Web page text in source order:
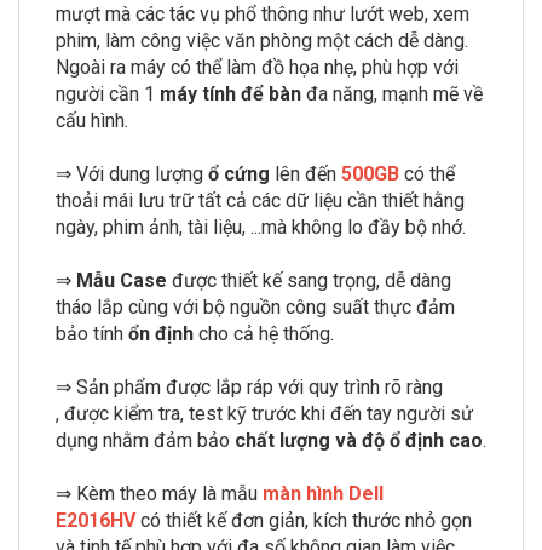
mượt mà các tác vụ phổ thông như lướt web, xem
phim, làm công việc văn phòng một cách dễ dàng.
Ngoài ra máy có thể làm đồ họa nhẹ, phù hợp với
người cần 1 máy tính để bàn đa năng, mạnh mẽ về
cấu hình.
⇒ Với dung lượng ổ cứng lên đến 500GB có thể
thoải mái lưu trữ tất cả các dữ liệu cần thiết hằng
ngày, phim ảnh, tài liệu, ...mà không lo đầy bộ nhớ.
⇒ Mẫu Case được thiết kế sang trọng, dễ dàng
tháo lắp cùng với bộ nguồn công suất thực đảm
bảo tính ổn định cho cả hệ thống.
⇒ Sản phẩm được lắp ráp với quy trình rõ ràng
, được kiểm tra, test kỹ trước khi đến tay người sử
dụng nhằm đảm bảo chất lượng và độ ổ định cao.
⇒ Kèm theo máy là mẫu màn hình Dell
E2016HVcó thiết kế đơn giản, kích thước nhỏ gọn